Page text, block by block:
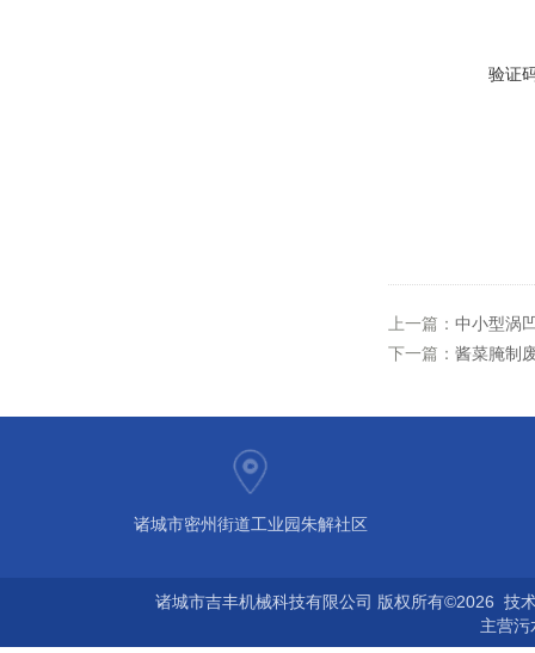
验证
上一篇： 中小型涡
下一篇： 酱菜腌制
诸城市密州街道工业园朱解社区
诸城市吉丰机械科技有限公司 版权所有©2026 技
主营污